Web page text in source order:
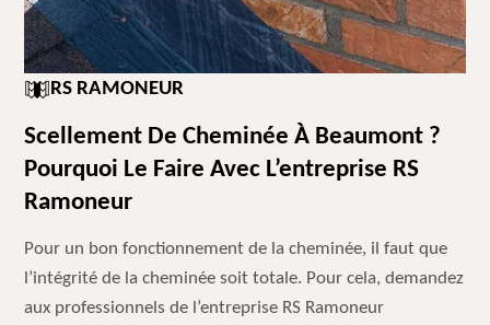
RS RAMONEUR
Scellement De Cheminée À Beaumont ?
Pourquoi Le Faire Avec L’entreprise RS
Ramoneur
Pour un bon fonctionnement de la cheminée, il faut que
l’intégrité de la cheminée soit totale. Pour cela, demandez
aux professionnels de l’entreprise RS Ramoneur